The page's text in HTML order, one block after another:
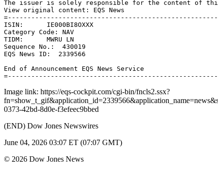
The issuer is solely responsible for the content of
View original content: EQS News
ISIN:      IE000BI8OXXX
Category Code: NAV
TIDM:      MWRU LN
Sequence No.:  430019
EQS News ID:  2339566
End of Announcement EQS News Service
Image link: https://eqs-cockpit.com/cgi-bin/fncls2.ssx?
0373-42bd-8d0e-f3efeec9bbed
(END) Dow Jones Newswires
June 04, 2026 03:07 ET (07:07 GMT)
© 2026 Dow Jones News